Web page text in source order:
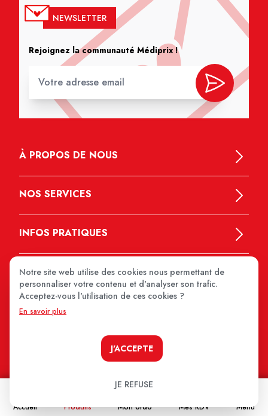
Accueil Produits Mon ordo Mes RDV Menu
NEWSLETTER
Rejoignez la communauté Médiprix !
À PROPOS DE NOUS
NOS SERVICES
INFOS PRATIQUES
Notre site web utilise des cookies nous permettant de
personnaliser votre contenu et d'analyser son trafic.
Acceptez-vous l'utilisation de ces cookies ?
En savoir plus
J'ACCEPTE
JE REFUSE